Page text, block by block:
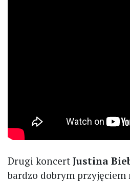
Drugi koncert Justina
bardzo dobrym przyjęciem